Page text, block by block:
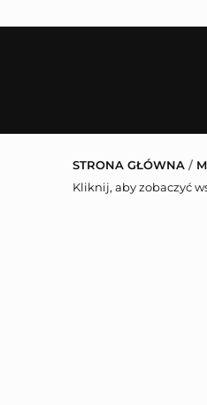
STRONA GŁÓWNA /
Kliknij, aby zobaczyć